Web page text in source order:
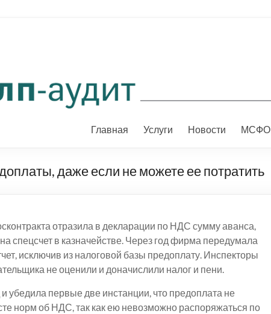
Главная Услуги Новости МСФО
даже если не можете ее потратить
отразила в декларации по НДС сумму аванса,
спецсчет в казначействе. Через год фирма передумала
исключив из налоговой базы предоплату. Инспекторы
не оценили и доначислили налог и пени.
убедила первые две инстанции, что предоплата не
норм об НДС, так как ею невозможно распоряжаться по